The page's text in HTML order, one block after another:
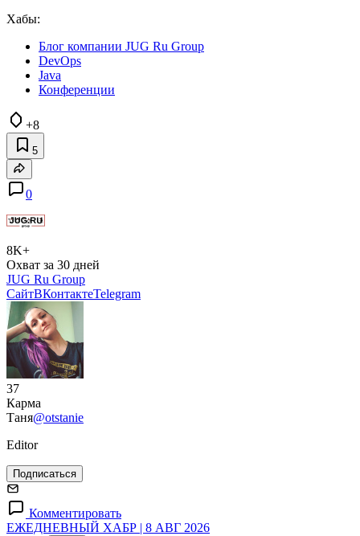
Хабы:
Блог компании JUG Ru Group
DevOps
Java
Конференции
+8
5
0
8K+
Охват за 30 дней
JUG Ru Group
СайтВКонтактеTelegram
37
Карма
Таня@otstanie
Editor
Подписаться
Комментировать
ЕЖЕДНЕВНЫЙ ХАБР | 8 АВГ 2026